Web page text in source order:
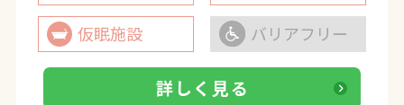
仮眠施設
バリアフリー
詳しく見る